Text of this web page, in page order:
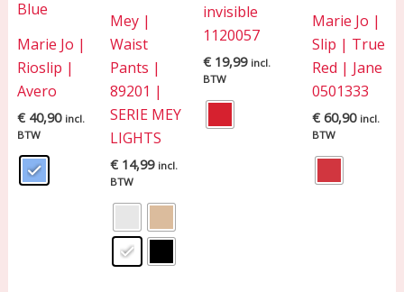
Marie Jo |
Rioslip |
Avero
€40,90 incl.
BTW
Mey |
Waist
Pants |
89201 |
SERIE MEY
LIGHTS
€14,99 incl.
BTW
invisible
1120057
€ 19,99 incl.
BTW
Marie Jo |
Slip | True
Red | Jane
0501333
€ 60,90 incl.
BTW